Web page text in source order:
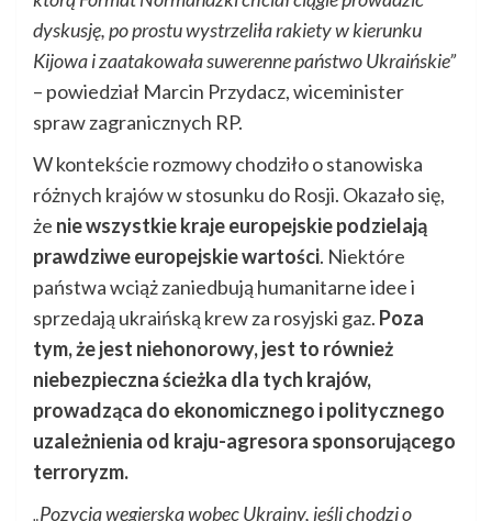
dyskusję, po prostu wystrzeliła rakiety w kierunku
Kijowa i zaatakowała suwerenne państwo Ukraińskie”
– powiedział Marcin Przydacz, wiceminister
spraw zagranicznych RP.
W kontekście rozmowy chodziło o stanowiska
różnych krajów w stosunku do Rosji. Okazało się,
że nie wszystkie kraje europejskie podzielają
prawdziwe europejskie wartości. Niektóre
państwa wciąż zaniedbują humanitarne idee i
sprzedają ukraińską krew za rosyjski gaz. Poza
tym, że jest niehonorowy, jest to również
niebezpieczna ścieżka dla tych krajów,
prowadząca do ekonomicznego i politycznego
uzależnienia od kraju-agresora sponsorującego
terroryzm.
„Pozycja węgierska wobec Ukrainy, jeśli chodzi o